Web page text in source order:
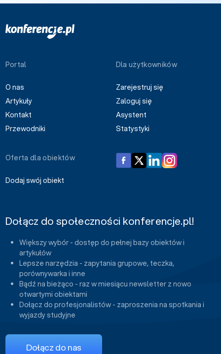
Portal
O nas
Artykuły
Kontakt
Przewodniki
Dla użytkowników
Zarejestruj się
Zaloguj się
Asystent
Statystyki
Oferta dla obiektów
Dodaj swój obiekt
Dołącz do społeczności konferencje.pl!
Większy wybór - dostęp do pełnej bazy obiektów i
artykułów
Lepsze narzędzia - zapytania grupowe, teczka,
porównywarka i inne
Bądź na bieżąco - raz w miesiącu newsletter z nowo
otwartymi obiektami
Dołącz do profesjonalistów - zaproszenia na spotkania i
wyjazdy studyjne
Dołącz do nas